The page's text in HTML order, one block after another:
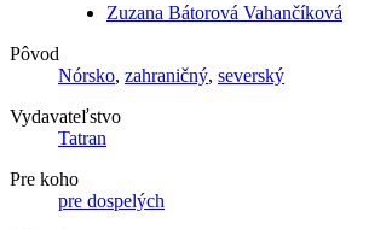
Zuzana Bátorová Vahančíková
Pôvod
Nórsko, zahraničný, severský
Vydavateľstvo
Tatran
Pre koho
pre dospelých